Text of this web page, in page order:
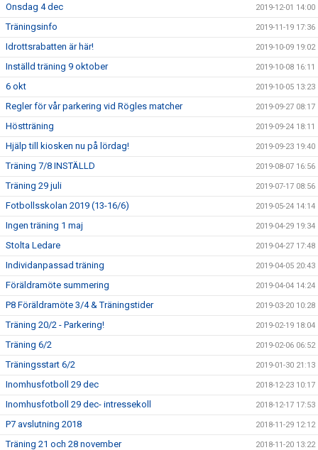
Onsdag 4 dec 2019-12-01 14:00
Träningsinfo 2019-11-19 17:36
Idrottsrabatten är här! 2019-10-09 19:02
Inställd träning 9 oktober 2019-10-08 16:11
6 okt 2019-10-05 13:23
Regler för vår parkering vid Rögles matcher 2019-09-27 08:17
Höstträning 2019-09-24 18:11
Hjälp till kiosken nu på lördag! 2019-09-23 19:40
Träning 7/8 INSTÄLLD 2019-08-07 16:56
Träning 29 juli 2019-07-17 08:56
Fotbollsskolan 2019 (13-16/6) 2019-05-24 14:14
Ingen träning 1 maj 2019-04-29 19:34
Stolta Ledare 2019-04-27 17:48
Individanpassad träning 2019-04-05 20:43
Föräldramöte summering 2019-04-04 14:24
P8 Föräldramöte 3/4 & Träningstider 2019-03-20 10:28
Träning 20/2 - Parkering! 2019-02-19 18:04
Träning 6/2 2019-02-06 06:52
Träningsstart 6/2 2019-01-30 21:13
Inomhusfotboll 29 dec 2018-12-23 10:17
Inomhusfotboll 29 dec- intressekoll 2018-12-17 17:53
P7 avslutning 2018 2018-11-29 12:12
Träning 21 och 28 november 2018-11-20 13:22